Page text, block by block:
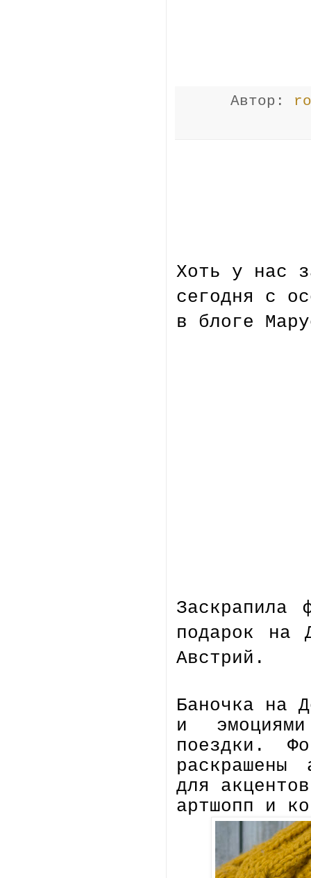
Автор:
Хоть у нас
сегодня с
в блоге
Заскрапила
подарок на
Австрий.
Баночка на
и
поездки.
раскрашены
для
артшопп и